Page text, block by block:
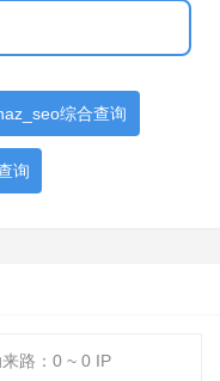
综合查询
询
路： 0 ~ 0 IP